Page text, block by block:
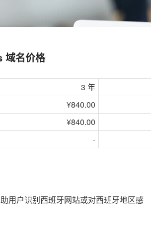
域名价格
3 年
¥840.00
¥840.00
-
用户识别西班牙网站或对西班牙地区感